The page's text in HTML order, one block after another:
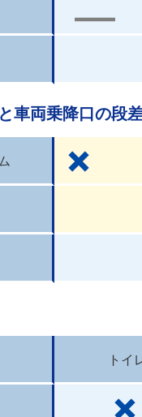
車両乗降口の段
トイ